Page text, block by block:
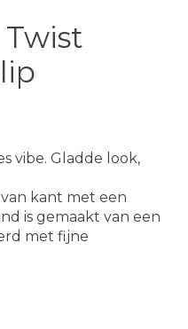
vibe. Gladde look,
kant met een
is gemaakt van een
met fijne
is